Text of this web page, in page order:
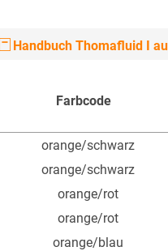
Handbuch Thomafluid I
Farbcode
Farbcode
orange/schwarz
orange/schwarz
orange/rot
orange/rot
orange/blau